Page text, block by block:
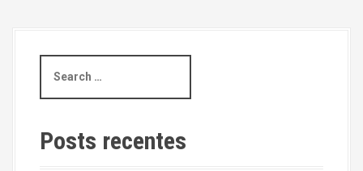
a
c
h
Posts recentes